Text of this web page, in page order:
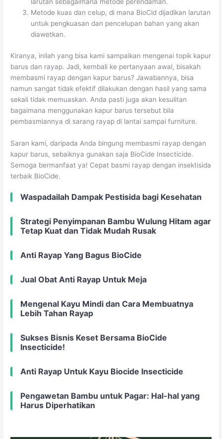
larutan sebagaimana metode perendaman.
Metode kuas dan celup, di mana BioCid dijadikan larutan
untuk pengkuasan dan pencelupan bahan yang akan
diawetkan.
Kiranya, inilah yang bisa kami sampaikan mengenai topik kapur
barus dan rayap. Jadi, kembali ke pertanyaan awal, bisakah
membasmi rayap dengan kapur barus? Jawabannya, bisa
namun sangat tidak efektif dilakukan dengan hasil yang sama
sekali tidak memuaskan. Anda pasti juga akan kesulitan
bagaimana menggunakan kapur barus tersebut bila
pembasmiannya di sarang rayap di lantai sampai furniture.
Saran kami, daripada Anda bingung membasmi rayap dengan
kapur barus, sebaiknya gunakan saja BioCide Insecticide.
Semoga bermanfaat ya! Cepat basmi rayap dengan insektisida
terbaik BioCide.
Waspadailah Dampak Pestisida bagi Kesehatan
Strategi Penyimpanan Bambu Wulung Hitam agar
Tetap Kuat dan Tidak Mudah Rusak
Anti Rayap Yang Bagus BioCide
Jual Obat Anti Rayap Untuk Meja
Mengenal Kayu Mindi dan Cara Membuatnya
Lebih Tahan Rayap
Sukses Bisnis Keset Bersama BioCide
Insecticide!
Anti Rayap Untuk Kayu Biocide Insecticide
Pengawetan Bambu untuk Pagar: Hal-hal yang
Harus Diperhatikan